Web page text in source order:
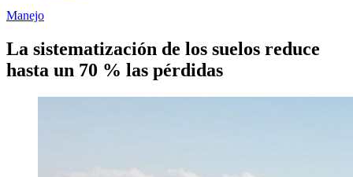
Manejo
La sistematización de los suelos reduce
hasta un 70 % las pérdidas